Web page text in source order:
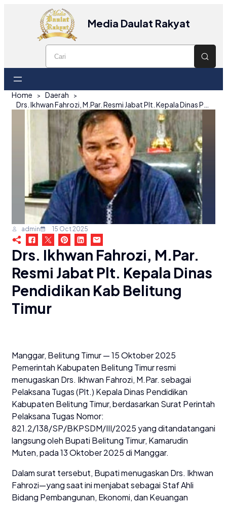
Media Daulat Rakyat
Home
Daerah
admin 15 Oct 2025
Drs. Ikhwan Fahrozi, M.Par.
Resmi Jabat Plt. Kepala Dinas
Pendidikan Kab Belitung
Timur
Manggar, Belitung Timur — 15 Oktober 2025
Pemerintah Kabupaten Belitung Timur resmi
menugaskan Drs. Ikhwan Fahrozi, M.Par. sebagai
Pelaksana Tugas (Plt.) Kepala Dinas Pendidikan
Kabupaten Belitung Timur, berdasarkan Surat Perintah
Pelaksana Tugas Nomor:
821.2/138/SP/BKPSDM/III/2025 yang ditandatangani
langsung oleh Bupati Belitung Timur, Kamarudin
Muten, pada 13 Oktober 2025 di Manggar.
Dalam surat tersebut, Bupati menugaskan Drs. Ikhwan
Fahrozi—yang saat ini menjabat sebagai Staf Ahli
Bidang Pembangunan, Ekonomi, dan Keuangan